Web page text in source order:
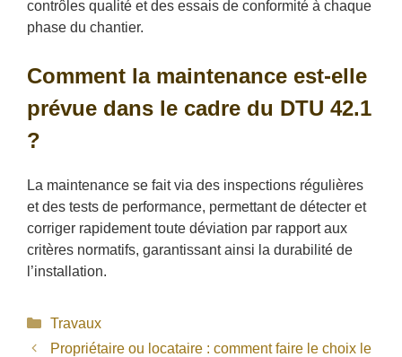
contrôles qualité et des essais de conformité à chaque
phase du chantier.
Comment la maintenance est-elle
prévue dans le cadre du DTU 42.1
?
La maintenance se fait via des inspections régulières
et des tests de performance, permettant de détecter et
corriger rapidement toute déviation par rapport aux
critères normatifs, garantissant ainsi la durabilité de
l’installation.
Catégories
Travaux
Propriétaire ou locataire : comment faire le choix le